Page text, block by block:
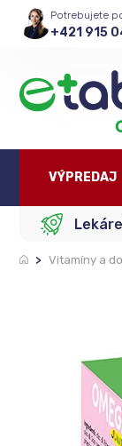
Potrebujete
+421 915
VÝPREDAJ
> Vitamíny a